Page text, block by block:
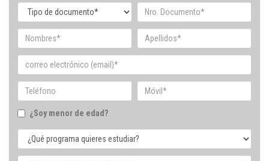
¿Soy menor de edad?